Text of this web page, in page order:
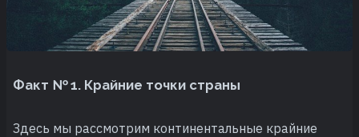
Факт № 1. Крайние точки страны
Здесь мы рассмотрим континентальные крайние